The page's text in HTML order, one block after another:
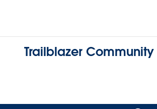
Trailblazer Community